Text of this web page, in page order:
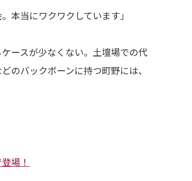
本当にワクワクしています」
ースが少なくない。土壇場での代
のバックボーンに持つ町野には、
場！